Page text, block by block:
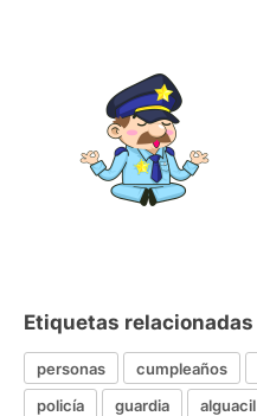
Etiquetas relacionadas
personas cumpleaños
policía
guardia alguacil